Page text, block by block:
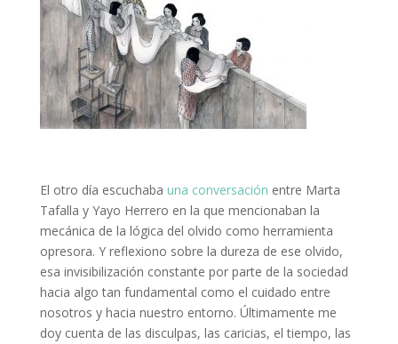
El otro día escuchaba una conversación entre Marta
Tafalla y Yayo Herrero en la que mencionaban la
mecánica de la lógica del olvido como herramienta
opresora. Y reflexiono sobre la dureza de ese olvido,
esa invisibilización constante por parte de la sociedad
hacia algo tan fundamental como el cuidado entre
nosotros y hacia nuestro entorno. Últimamente me
doy cuenta de las disculpas, las caricias, el tiempo, las